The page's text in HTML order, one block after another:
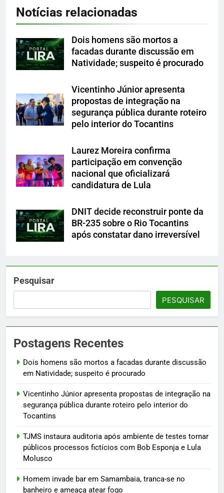
Notícias relacionadas
Dois homens são mortos a
facadas durante discussão em
Natividade; suspeito é procurado
Vicentinho Júnior apresenta
propostas de integração na
segurança pública durante roteiro
pelo interior do Tocantins
Laurez Moreira confirma
participação em convenção
nacional que oficializará
candidatura de Lula
DNIT decide reconstruir ponte da
BR-235 sobre o Rio Tocantins
após constatar dano irreversível
Pesquisar
PESQUISAR
Postagens Recentes
Dois homens são mortos a facadas durante discussão
em Natividade; suspeito é procurado
Vicentinho Júnior apresenta propostas de integração na
segurança pública durante roteiro pelo interior do
Tocantins
TJMS instaura auditoria após ambiente de testes tornar
públicos processos fictícios com Bob Esponja e Lula
Molusco
Homem invade bar em Samambaia, tranca-se no
banheiro e ameaça atear fogo